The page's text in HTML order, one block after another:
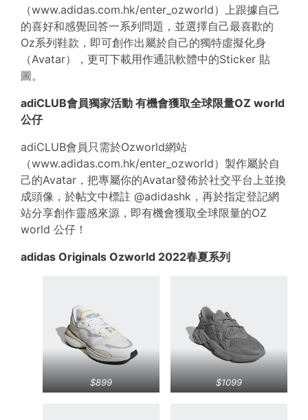
（www.adidas.com.hk/enter_ozworld）上跟據自己
的喜好和感覺回答一系列問題，並選擇自己最喜歡的
Oz系列鞋款，即可創作出屬於自己的獨特虛擬化身
（Avatar），更可下載用作通訊軟體中的Sticker 貼
圖。
adiCLUB會員獨家活動 有機會獲取全球限量OZ world
公仔
adiCLUB會員只需於Ozworld網站
（www.adidas.com.hk/enter_ozworld）製作屬於自
己的Avatar，把專屬你的Avatar發佈於社交平台上並換
成頭像，於帖文中標註 @adidashk，再於指定登記網
站分享創作靈感來源，即有機會獲取全球限量的OZ
world 公仔！
adidas Originals Ozworld 2022春夏系列
$899 $1099